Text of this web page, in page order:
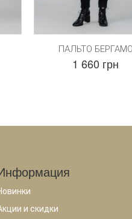
ПАЛЬТО БЕРГАМО
1 660 грн
и скидки